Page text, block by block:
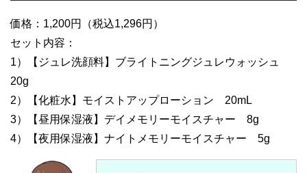
価格：1,200円（税込1,296円）
セット内容：
1）【ジュレ洗顔料】ブライトニングジュレウォッシュ
20g
2）【化粧水】モイストアップローション 20mL
3）【昼用保湿液】デイメモリーモイスチャー 8g
4）【夜用保湿液】ナイトメモリーモイスチャー 5g